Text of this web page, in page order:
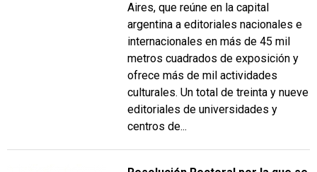
Aires, que reúne en la capital
argentina a editoriales nacionales e
internacionales en más de 45 mil
metros cuadrados de exposición y
ofrece más de mil actividades
culturales. Un total de treinta y nueve
editoriales de universidades y
centros de...